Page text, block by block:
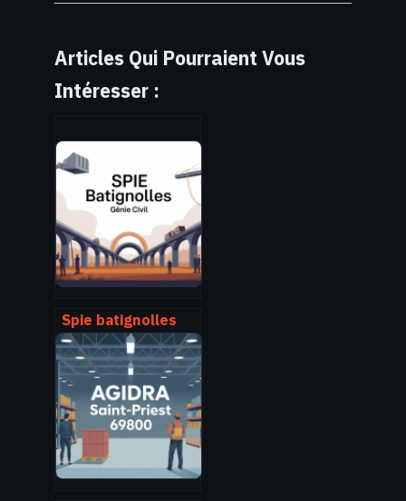
Articles Qui Pourraient Vous
Intéresser :
Spie batignolles
génie civil :
activités,
expertises et
enjeux en france